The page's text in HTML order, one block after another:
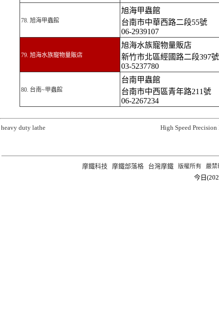
78. 旭海甲蟲館
旭海甲蟲館
台南市中華西路二段55號
06-2939107
79. 旭海水族寵物量販店
旭海水族寵物量販店
新竹市北區經國路二段397號
03-5237780
80. 台南~甲蟲館
台南甲蟲館
台南市中西區青年路211號
06-2267234
heavy duty lathe High Speed Precision
摩鐵科技 摩鐵部落格 台灣摩鐵版權所有 嚴禁
今日